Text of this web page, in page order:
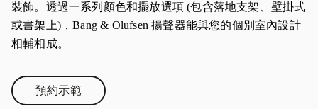
裝飾。透過一系列顏色和擺放選項 (包含落地支架、壁掛式
或書架上)，Bang & Olufsen 揚聲器能與您的個別室內設計
相輔相成。
預約示範Link Opens in New Tab